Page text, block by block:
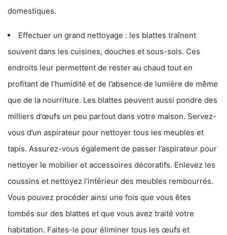
domestiques.
Effectuer un grand nettoyage : les blattes traînent
souvent dans les cuisines, douches et sous-sols. Ces
endroits leur permettent de rester au chaud tout en
profitant de l’humidité et de l’absence de lumière de même
que de la nourriture. Les blattes peuvent aussi pondre des
milliers d’œufs un peu partout dans votre maison. Servez-
vous d’un aspirateur pour nettoyer tous les meubles et
tapis. Assurez-vous également de passer l’aspirateur pour
nettoyer le mobilier et accessoires décoratifs. Enlevez les
coussins et nettoyez l’intérieur des meubles rembourrés.
Vous pouvez procéder ainsi une fois que vous êtes
tombés sur des blattes et que vous avez traité votre
habitation. Faites-le pour éliminer tous les œufs et